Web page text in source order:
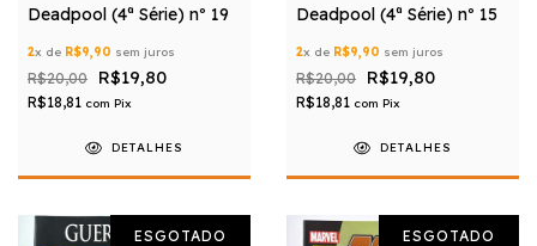
Deadpool (4ª Série) nº 19
2x de R$9,90 sem juros
R$20,00 R$19,80
R$18,81 com Pix
DETALHES
Deadpool (4ª Série) nº 15
2x de R$9,90 sem juros
R$20,00 R$19,80
R$18,81 com Pix
DETALHES
ESGOTADO ESGOTADO